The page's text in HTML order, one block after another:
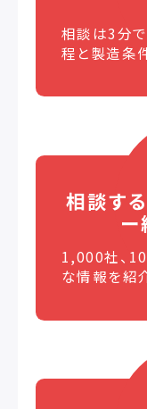
相談は3分
程と製造条
相談す
ー
1,000社、
な情報を紹